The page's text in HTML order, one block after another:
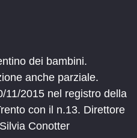
dei bambini.
anche parziale.
11/2015 nel registro della
con il n.13. Direttore
Conotter